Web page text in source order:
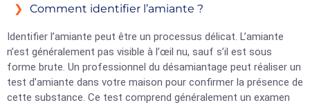
Comment identifier l’amiante ?
Identifier l’amiante peut être un processus délicat. L’amiante
n’est généralement pas visible à l’œil nu, sauf s’il est sous
forme brute. Un professionnel du désamiantage peut réaliser un
test d’amiante dans votre maison pour confirmer la présence de
cette substance. Ce test comprend généralement un examen